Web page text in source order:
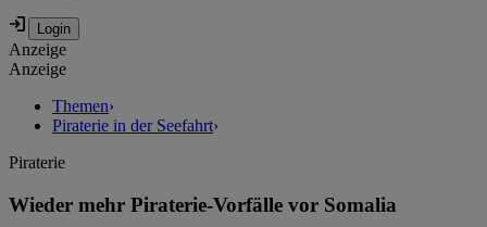
Anzeige
Anzeige
Themen›
Piraterie in der Seefahrt›
Piraterie
Wieder mehr Piraterie-Vorfälle vor Somalia